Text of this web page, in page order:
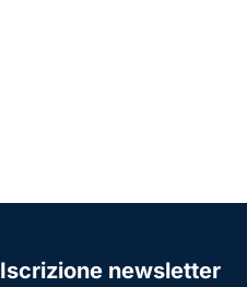
Iscrizione newsletter